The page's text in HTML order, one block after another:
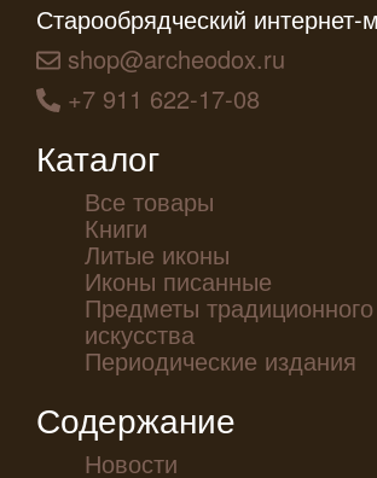
Старообрядческий интернет-
shop@archeodox.ru
+7 911 622-17-08
Каталог
Все товары
Книги
Литые иконы
Иконы писанные
Предметы
искусства
Периодические издания
Содержание
Новости